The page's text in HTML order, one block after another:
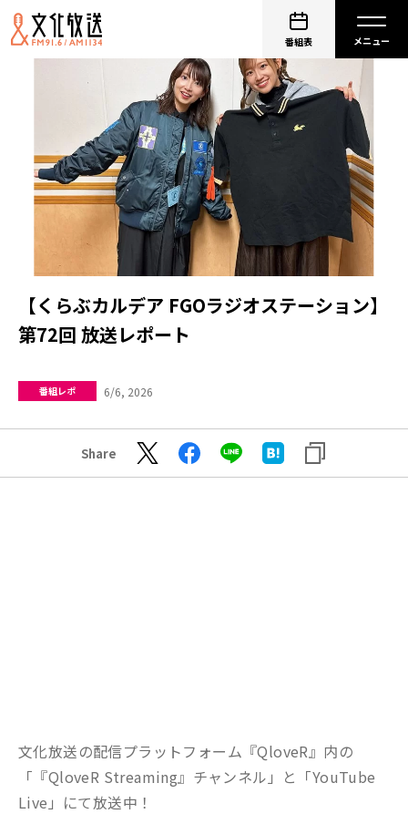
番組表
【くらぶカルデア FGOラジオステーション】
第72回 放送レポート
番組レポ 6/6, 2026
Share
文化放送の配信プラットフォーム『QloveR』内の
「『QloveR Streaming』チャンネル」と「YouTube
Live」にて放送中！